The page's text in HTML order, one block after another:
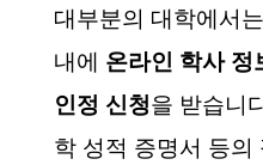
대부분의 대학에서
내에 온라인 학사 정
인정 신청을 받습니
학 성적 증명서 등